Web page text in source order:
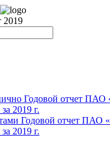
2019
Годовой отчет
2019 г.
Годовой отчет ПАО
2019 г.